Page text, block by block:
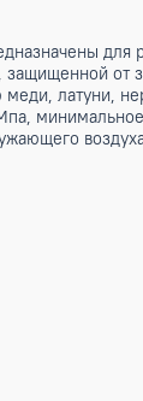
среде,
1 Мпа,